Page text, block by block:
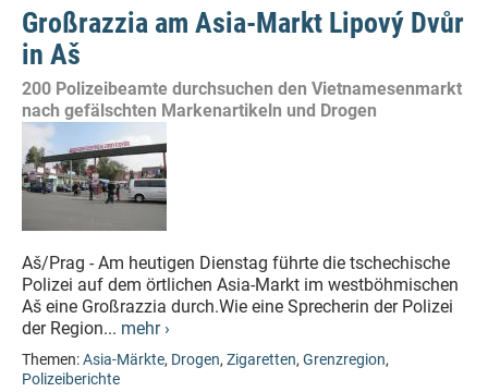
Großrazzia am Asia-Markt Lipový Dvůr
in Aš
200 Polizeibeamte durchsuchen den Vietnamesenmarkt
nach gefälschten Markenartikeln und Drogen
Aš/Prag - Am heutigen Dienstag führte die tschechische
Polizei auf dem örtlichen Asia-Markt im westböhmischen
Aš eine Großrazzia durch.Wie eine Sprecherin der Polizei
der Region... mehr ›
Themen:Asia-Märkte, Drogen, Zigaretten, Grenzregion,
Polizeiberichte